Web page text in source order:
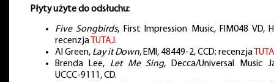
Płyty użyte do odsłuchu:
Five Songbirds, First Impression Music, FIM048 VD,
recenzja TUTAJ.
Al Green, Lay it Down, EMI, 48449-2, CCD; recenzja
Brenda Lee, Let Me Sing, Decca/Universal Music
UCCC-9111, CD.